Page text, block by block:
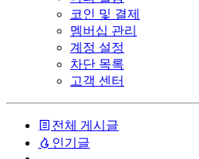
코인 및 결제
멤버십 관리
계정 설정
차단 목록
고객 센터
전체 게시글
인기글